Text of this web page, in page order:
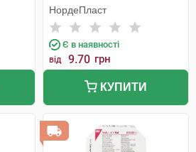
шт
НордеПласт
Є в наявності
від 9.70 грн
КУПИТИ